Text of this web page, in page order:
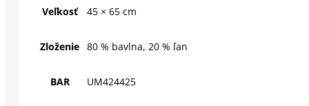
Veľkosť
45 × 65 cm
Zloženie 80 % bavlna, 20 % ľan
BAR UM424425